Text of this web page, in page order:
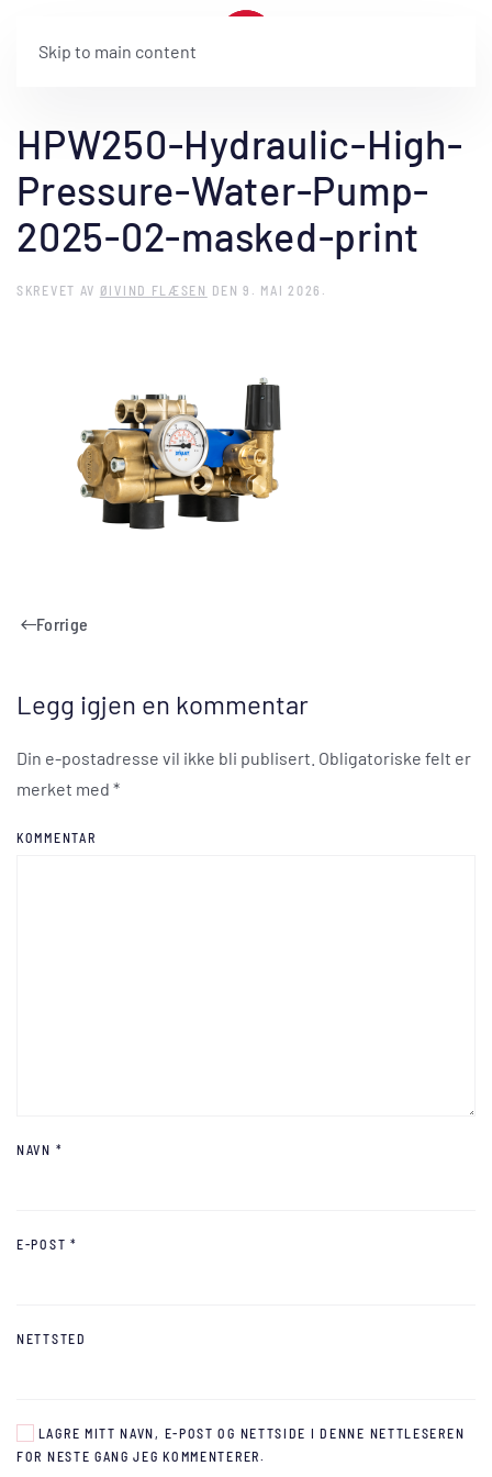
Skip to main content
HPW250-Hydraulic-High-
Pressure-Water-Pump-
2025-02-masked-print
SKREVET AV ØIVIND FLÆSEN DEN9. MAI 2026 .
Forrige
Legg igjen en kommentar
Din e-postadresse vil ikke bli publisert. Obligatoriske felt er
merket med *
KOMMENTAR
NAVN *
E-POST *
NETTSTED
LAGRE MITT NAVN, E-POST OG NETTSIDE I DENNE NETTLESEREN
FOR NESTE GANG JEG KOMMENTERER.